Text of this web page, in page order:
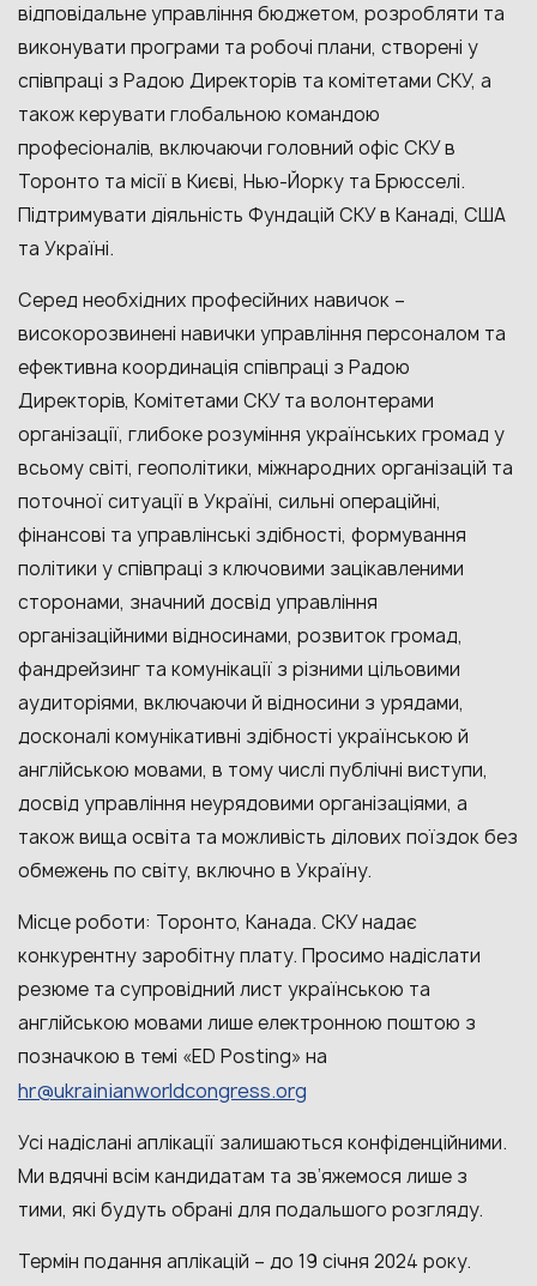
відповідальне управління бюджетом, розробляти та
виконувати програми та робочі плани, створені у
співпраці з Радою Директорів та комітетами СКУ, а
також керувати глобальною командою
професіоналів, включаючи головний офіс СКУ в
Торонто та місії в Києві, Нью-Йорку та Брюсселі.
Підтримувати діяльність Фундацій СКУ в Канаді, США
та Україні.
Серед необхідних професійних навичок –
високорозвинені навички управління персоналом та
ефективна координація співпраці з Радою
Директорів, Комітетами СКУ та волонтерами
організації, глибоке розуміння українських громад у
всьому світі, геополітики, міжнародних організацій та
поточної ситуації в Україні, сильні операційні,
фінансові та управлінські здібності, формування
політики у співпраці з ключовими зацікавленими
сторонами, значний досвід управління
організаційними відносинами, розвиток громад,
фандрейзинг та комунікації з різними цільовими
аудиторіями, включаючи й відносини з урядами,
досконалі комунікативні здібності українською й
англійською мовами, в тому числі публічні виступи,
досвід управління неурядовими організаціями, а
також вища освіта та можливість ділових поїздок без
обмежень по світу, включно в Україну.
Місце роботи: Торонто, Канада. СКУ надає
конкурентну заробітну плату. Просимо надіслати
резюме та супровідний лист українською та
англійською мовами лише електронною поштою з
позначкою в темі «ED Posting» на
hr@ukrainianworldcongress.org
Усі надіслані аплікації залишаються конфіденційними.
Ми вдячні всім кандидатам та зв’яжемося лише з
тими, які будуть обрані для подальшого розгляду.
Термін подання аплікацій – до 19 січня 2024 року.